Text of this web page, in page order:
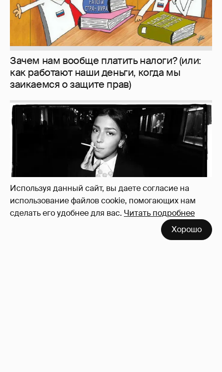
Используя данный сайт, вы даете согласие на
использование файлов cookie, помогающих нам
сделать его удобнее для вас. Читать подробнее
Хорошо
Рублёвские дочки 187